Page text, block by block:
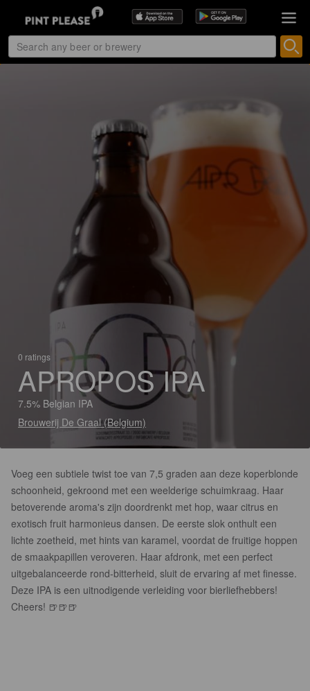
0 ratings
APROPOS IPA
7.5% Belgian IPA
Brouwerij De Graal (Belgium)
Voeg een subtiele twist toe van 7,5 graden aan deze koperblonde
schoonheid, gekroond met een weelderige schuimkraag. Haar
betoverende aroma's zijn doordrenkt met hop, waar citrus en
exotisch fruit harmonieus dansen. De eerste slok onthult een
lichte zoetheid, met hints van karamel, voordat de fruitige hoppen
de smaakpapillen veroveren. Haar afdronk, met een perfect
uitgebalanceerde rond-bitterheid, sluit de ervaring af met finesse.
Deze IPA is een uitnodigende verleiding voor bierliefhebbers!
Cheers! 🍺🍺🍺